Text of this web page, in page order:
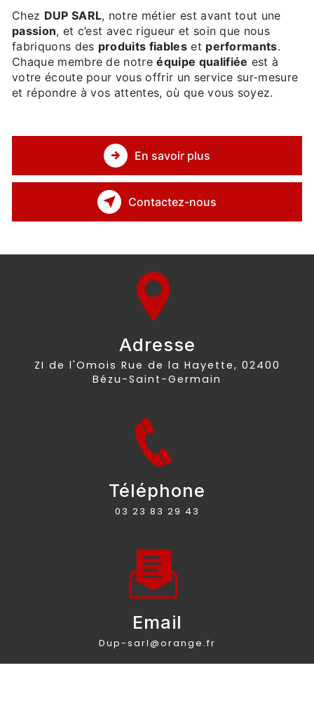
Chez DUP SARL, notre métier est avant tout une
passion, et c’est avec rigueur et soin que nous
fabriquons des produits fiableset performants.
Chaque membre de notreéquipe qualifiée est à
votre écoute pour vous offrir un service sur-mesure
et répondre à vos attentes, où que vous soyez.
En savoir plus
Contactez-nous
Adresse
ZI de l'Omois Rue de la Hayette, 02400
Bézu-Saint-Germain
Téléphone
03 23 83 29 43
Email
dup-sarl@orange.fr